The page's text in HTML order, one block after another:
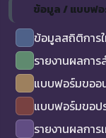
ข้อมูล / แบบฟอ
ข้อมูลสถิติการ
รายงานผลการ
แบบฟอร์มขอ
แบบฟอร์มขอป
รายงานผลกา